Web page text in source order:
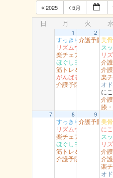
2025 5月
日 月 火 水
1
すっきり体操 湖南
リズムウオーキン
楽チェア体操 丸由
ほぐしヨガ （駅南
筋トレ＆ストレッチ
がんばるエアロ 吉
介護予防智頭 総合
2
介護予防岩
美
ス
リ
介
介
楽
オ
に
介
膝
7 8
すっきり体操 湖南
リズムウオーキン
楽チェア体操 丸由
ほぐしヨガ （駅南
筋トレ＆ストレッチ
介護予防智頭 総合
9
介護予防岩
美
に
ス
リ
介
介
楽
オ